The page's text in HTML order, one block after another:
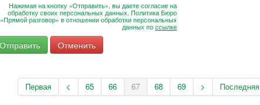
Нажимая на кнопку «Отправить», вы даете согласие на
обработку своих персональных данных. Политика Бюро
«Прямой разговор» в отношении обработки персональных
данных поссылке
Первая < 65 66 67 68 69 > Последняя